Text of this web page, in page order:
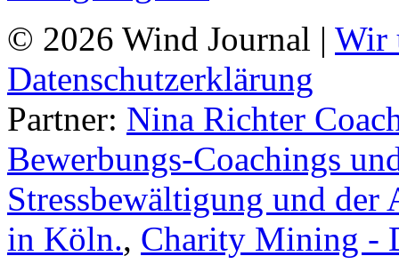
© 2026 Wind Journal | Wir
Datenschutzerklärung
Partner: Nina Richter
Bewerbungs-Coachings
Stressbewältigung und
in Köln., Charity Mining -